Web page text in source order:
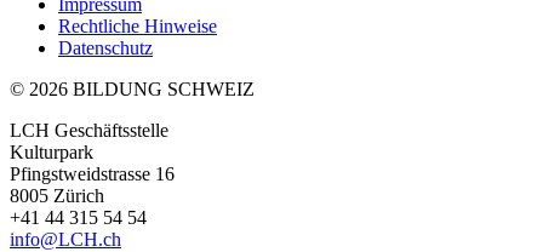
Impressum
Rechtliche Hinweise
Datenschutz
© 2026 BILDUNG SCHWEIZ
LCH Geschäftsstelle
Kulturpark
Pfingstweidstrasse 16
8005 Zürich
+41 44 315 54 54
info@LCH.ch